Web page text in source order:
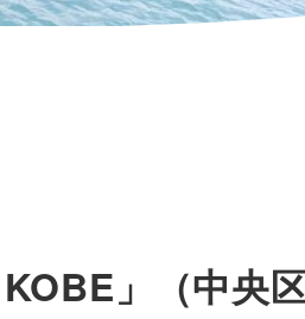
」（中央区